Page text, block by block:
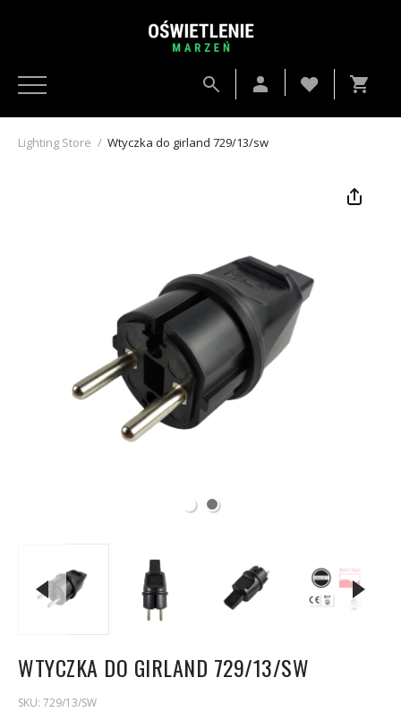
Lighting Store / Wtyczka do girland 729/13/sw
WTYCZKA DO GIRLAND 729/13/SW
SKU: 729/13/SW